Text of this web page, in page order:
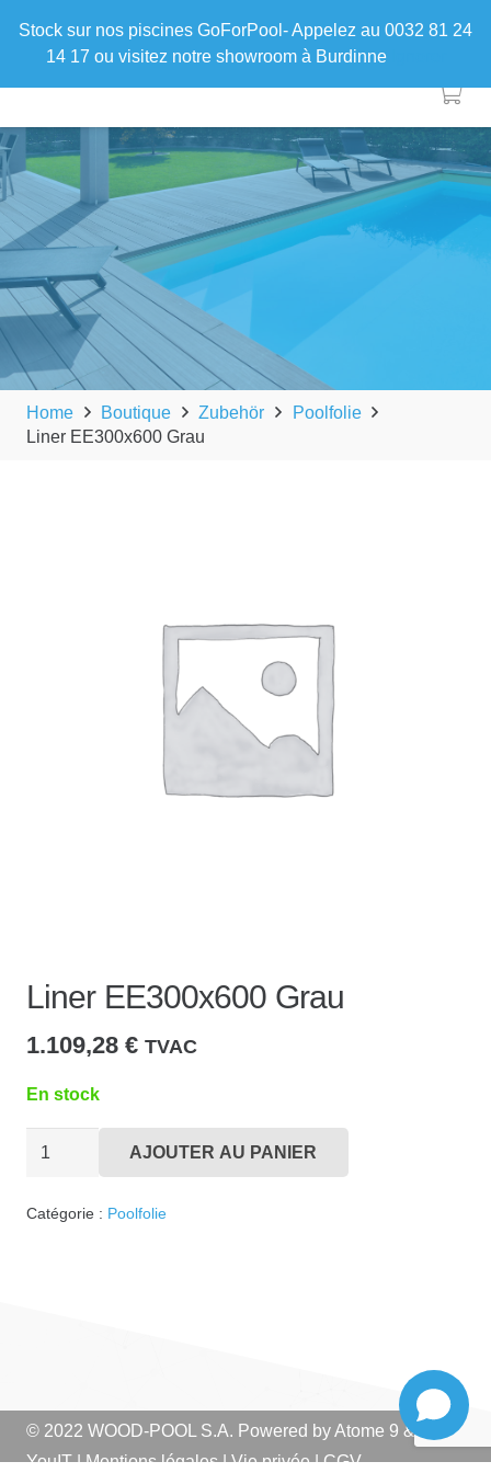
Stock sur nos piscines GoForPool- Appelez au 0032 81 24
14 17 ou visitez notre showroom à Burdinne
Home Boutique Zubehör
Poolfolie
Liner EE300x600 Grau
Liner EE300x600 Grau
1.109,28 € TVAC
En stock
quantité
AJOUTER AU PANIER
Catégorie : Poolfolie
© 2022 WOOD-POOL S.A. Powered byAtome 9 &
YouIT|Mentions légales|Vie privée|CGV